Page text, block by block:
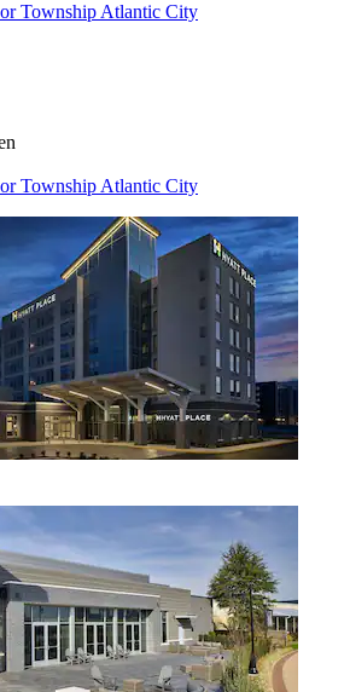
Township Atlantic City
Township Atlantic City